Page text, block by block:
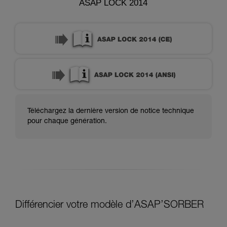
ASAP LOCK 2014
Téléchargez la dernière version de notice technique
pour chaque génération.
Différencier votre modèle d’ASAP’SORBER